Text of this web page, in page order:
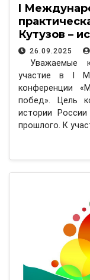
I
Кутузов –
26.09.2025
Уважаемые
участие в I
конференции
побед». Цель
истории
прошлого. К